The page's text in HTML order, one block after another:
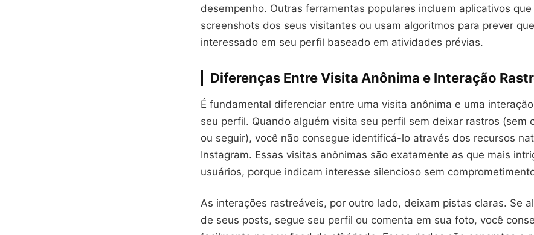
desempenho. Outras ferramentas populares incluem aplicativos
screenshots dos seus visitantes ou usam algoritmos para prever
interessado em seu perfil baseado em atividades prévias.
Diferenças Entre Visita Anônima e Interação
É fundamental diferenciar entre uma visita anônima e uma
seu perfil. Quando alguém visita seu perfil sem deixar rastros (sem
ou seguir), você não consegue identificá-lo através dos recursos
Instagram. Essas visitas anônimas são exatamente as que mais
usuários, porque indicam interesse silencioso sem
As interações rastreáveis, por outro lado, deixam pistas claras. Se
de seus posts, segue seu perfil ou comenta em sua foto, você